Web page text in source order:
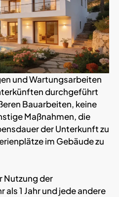
und Wartungsarbeiten
durchgeführt
Bauarbeiten, keine
Maßnahmen, die
der Unterkunft zu
im Gebäude zu
Nutzung der
1 Jahr und jede andere